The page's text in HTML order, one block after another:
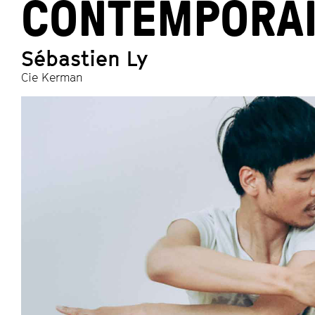
Sébastien Ly
Cie Kerman